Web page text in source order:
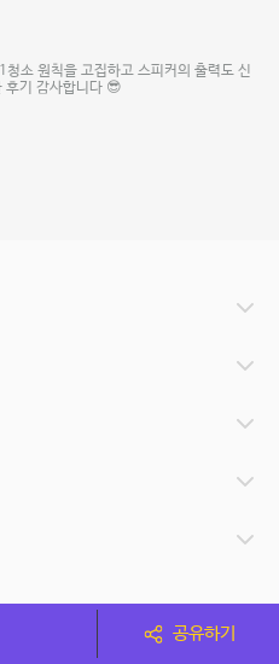
소 원칙을 고집하고 스피커의 출력도 신
후기 감사합니다 😎
공유하기